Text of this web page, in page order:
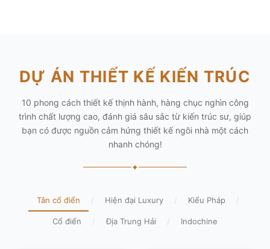
DỰ ÁN THIẾT KẾ KIẾN TRÚC
10 phong cách thiết kế thịnh hành, hàng chục nghìn công
trình chất lượng cao, đánh giá sâu sắc từ kiến trúc sư, giúp
bạn có được nguồn cảm hứng thiết kế ngôi nhà một cách
nhanh chóng!
✦
Tân cổ điển / Hiện đại Luxury / Kiểu Pháp /
Cổ điển / Địa Trung Hải / Indochine